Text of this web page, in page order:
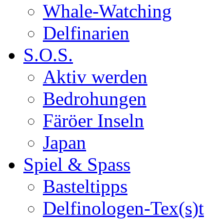
Whale-Watching
Delfinarien
S.O.S.
Aktiv werden
Bedrohungen
Färöer Inseln
Japan
Spiel & Spass
Basteltipps
Delfinologen-Tex(s)t